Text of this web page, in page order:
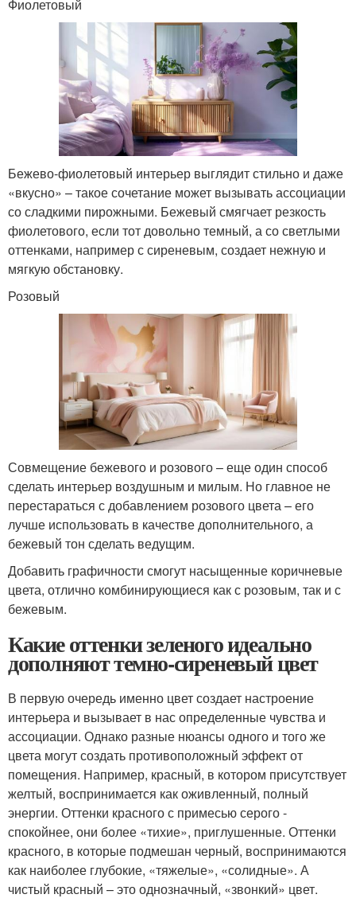
Фиолетовый
Бежево-фиолетовый интерьер выглядит стильно и даже
«вкусно» – такое сочетание может вызывать ассоциации
со сладкими пирожными. Бежевый смягчает резкость
фиолетового, если тот довольно темный, а со светлыми
оттенками, например с сиреневым, создает нежную и
мягкую обстановку.
Розовый
Совмещение бежевого и розового – еще один способ
сделать интерьер воздушным и милым. Но главное не
перестараться с добавлением розового цвета – его
лучше использовать в качестве дополнительного, а
бежевый тон сделать ведущим.
Добавить графичности смогут насыщенные коричневые
цвета, отлично комбинирующиеся как с розовым, так и с
бежевым.
Какие оттенки зеленого идеально
дополняют темно-сиреневый цвет
В первую очередь именно цвет создает настроение
интерьера и вызывает в нас определенные чувства и
ассоциации. Однако разные нюансы одного и того же
цвета могут создать противоположный эффект от
помещения. Например, красный, в котором присутствует
желтый, воспринимается как оживленный, полный
энергии. Оттенки красного с примесью серого -
спокойнее, они более «тихие», приглушенные. Оттенки
красного, в которые подмешан черный, воспринимаются
как наиболее глубокие, «тяжелые», «солидные». А
чистый красный – это однозначный, «звонкий» цвет.